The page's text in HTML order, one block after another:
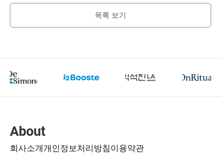
목록 보기
About
회사소개개인정보처리방침이용약관